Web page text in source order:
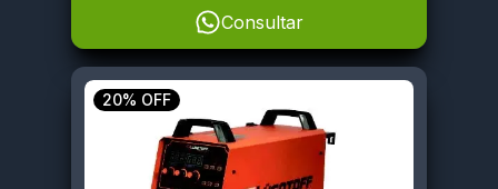
Consultar
20% OFF